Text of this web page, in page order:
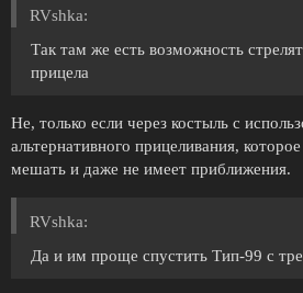
RVshka:
Так там же есть возможность
прицела
Не, только если через костыль с
альтернативного прицеливания,
мешать и даже не имеет приближения.
RVshka:
Да и им проще спустить Тип-99 с